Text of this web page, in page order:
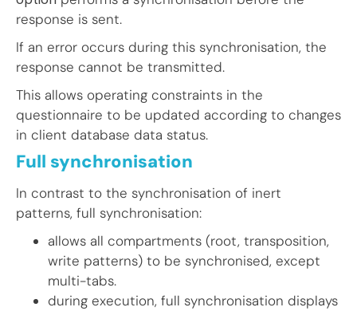
response is sent.
If an error occurs during this synchronisation, the
response cannot be transmitted.
This allows operating constraints in the
questionnaire to be updated according to changes
in client database data status.
Full synchronisation
In contrast to the synchronisation of inert
patterns, full synchronisation:
allows all compartments (root, transposition,
write patterns) to be synchronised, except
multi-tabs.
during execution, full synchronisation displays